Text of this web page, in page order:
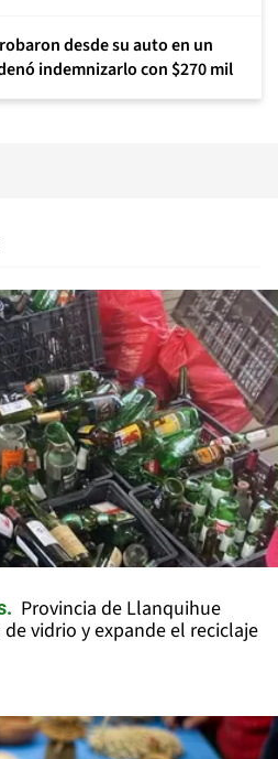
desde su auto en un
indemnizarlo con $270 mil
Provincia de Llanquihue
vidrio y expande el reciclaje